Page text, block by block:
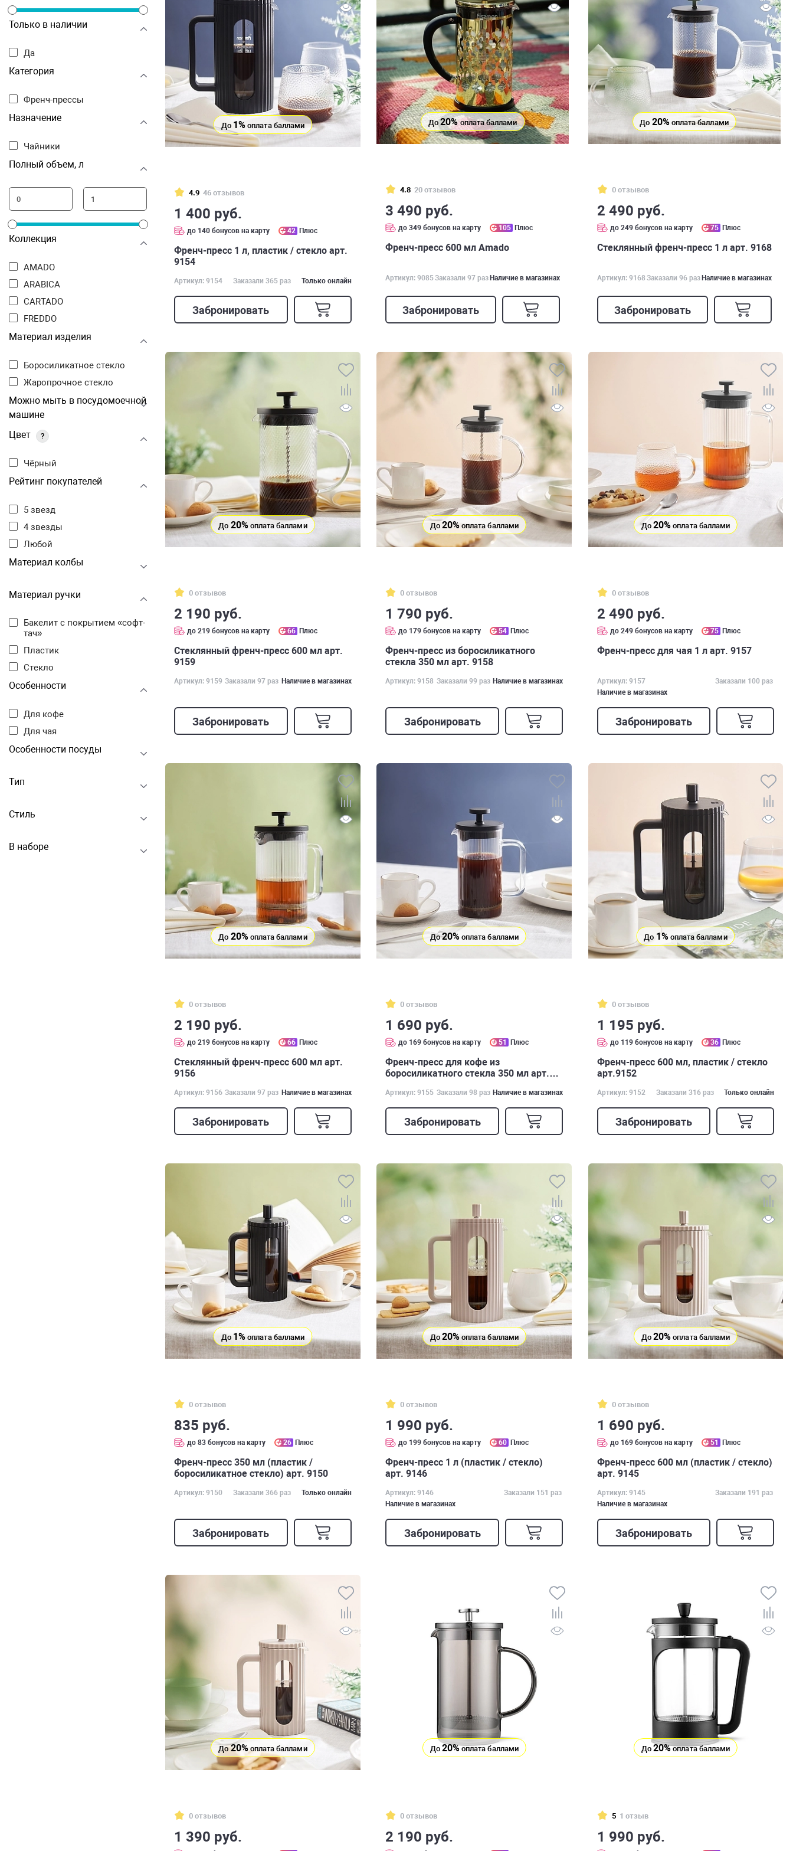
Только в наличии
Да
Категория
Френч-прессы
Назначение
Чайники
Полный объем, л
Коллекция
AMADO
ARABICA
CARTADO
FREDDO
Материал изделия
Боросиликатное стекло
Жаропрочное стекло
Можно мыть в посудомоечной
машине
Цвет
?
Чёрный
Рейтинг покупателей
5 звезд
4 звезды
Любой
Материал колбы
Материал ручки
Бакелит с покрытием «софт-
тач»
Пластик
Стекло
Особенности
Для кофе
Для чая
Особенности посуды
Тип
Стиль
В наборе
До 1% оплата баллами
4.9 46 отзывов
1 400 руб.
до 140 бонусов на карту 42 Плюс
Френч-пресс 1 л, пластик / стекло арт.
9154
Артикул: 9154 Заказали 365 раз Только онлайн
Забронировать
До20%оплата баллами
4.8 20 отзывов
3 490 руб.
до 349 бонусов на карту 105 Плюс
Френч-пресс 600 мл Amado
Артикул: 9085Заказали 97 раз Наличие в магазинах
Забронировать
До 20%оплата баллами
0 отзывов
2 490 руб.
до 249 бонусов на карту 75 Плюс
Стеклянный френч-пресс 1 л арт. 9168
Артикул: 9168Заказали 96 раз Наличие в магазинах
Забронировать
До 20% оплата баллами
0 отзывов
2 190 руб.
до 219 бонусов на карту 66 Плюс
Стеклянный френч-пресс 600 мл арт.
9159
Артикул: 9159 Заказали 97 раз Наличие в магазинах
Забронировать
До 20%оплата баллами
0 отзывов
1 790 руб.
до 179 бонусов на карту 54 Плюс
Френч-пресс из боросиликатного
стекла 350 мл арт. 9158
Артикул: 9158 Заказали 99 раз Наличие в магазинах
Забронировать
До20% оплата баллами
0 отзывов
2 490 руб.
до 249 бонусов на карту 75 Плюс
Френч-пресс для чая 1 л арт. 9157
Артикул: 9157
Заказали 100 раз
Наличие в магазинах
Забронировать
До 20% оплата баллами
0 отзывов
2 190 руб.
до 219 бонусов на карту 66 Плюс
Стеклянный френч-пресс 600 мл арт.
9156
Артикул: 9156 Заказали 97 раз Наличие в магазинах
Забронировать
До20%оплата баллами
0 отзывов
1 690 руб.
до 169 бонусов на карту 51 Плюс
Френч-пресс для кофе из
боросиликатного стекла 350 мл арт.
Артикул: 9155 Заказали 98 раз Наличие в магазинах
Забронировать
До 1%оплата баллами
0 отзывов
1 195 руб.
до 119 бонусов на карту 36 Плюс
Френч-пресс 600 мл, пластик / стекло
арт.9152
Артикул: 9152 Заказали 316 раз Только онлайн
Забронировать
До 1% оплата баллами
0 отзывов
835 руб.
до 83 бонусов на карту 26 Плюс
Френч-пресс 350 мл (пластик /
боросиликатное стекло) арт. 9150
Артикул: 9150 Заказали 366 раз Только онлайн
Забронировать
До 20%оплата баллами
0 отзывов
1 990 руб.
до 199 бонусов на карту 60 Плюс
Френч-пресс 1 л (пластик / стекло)
арт. 9146
Артикул: 9146
Заказали 151 раз
Наличие в магазинах
Забронировать
До20% оплата баллами
0 отзывов
1 690 руб.
до 169 бонусов на карту 51 Плюс
Френч-пресс 600 мл (пластик / стекло)
арт. 9145
Артикул: 9145
Заказали 191 раз
Наличие в магазинах
Забронировать
До20%оплата баллами
0 отзывов
1 390 руб.
До 20%оплата баллами
0 отзывов
2 190 руб.
До20%оплата баллами
5 1 отзыв
1 990 руб.